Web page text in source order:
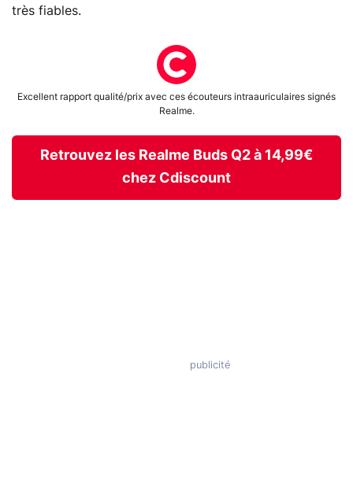
très fiables.
Excellent rapport qualité/prix avec ces écouteurs intraauriculaires signés
Realme.
Retrouvez les Realme Buds Q2 à 14,99€
chez Cdiscount